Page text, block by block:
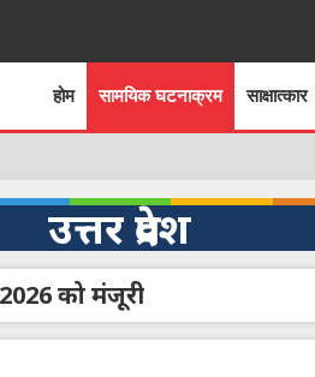
होम सामयिक घटनाक्रम साक्षात्कार
उत्तर प्रदेश
को मंजूरी